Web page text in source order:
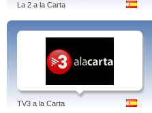
La 2 a la Carta
TV3 a la Carta